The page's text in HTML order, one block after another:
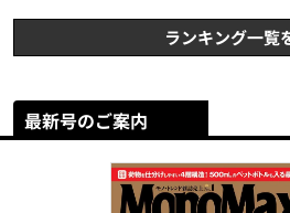
ランキング一覧
最新号のご案内